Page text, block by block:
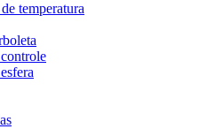
temperatura